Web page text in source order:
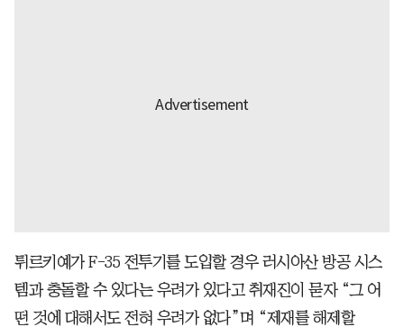
튀르키예가 F-35 전투기를 도입할 경우 러시아산 방공 시스
템과 충돌할 수 있다는 우려가 있다고 취재진이 묻자 “그 어
떤 것에 대해서도 전혀 우려가 없다”며 “제재를 해제할